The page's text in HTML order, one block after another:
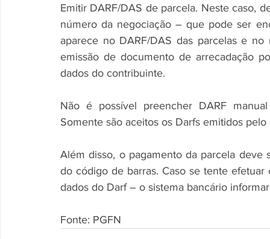
Emitir DARF/DAS de parcela. Neste caso,
número da negociação – que pode ser
aparece no DARF/DAS das parcelas e
emissão de documento de arrecadação
dados do contribuinte.
Não é possível preencher DARF
Somente são aceitos os Darfs emitidos
Além disso, o pagamento da parcela
do código de barras. Caso se tente
Fonte: PGFN